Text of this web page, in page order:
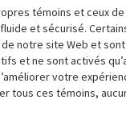
Salle
témoins et ceux
et sécurisé.
notre site Web et
et ne sont activés
votre
tous ces témoins,